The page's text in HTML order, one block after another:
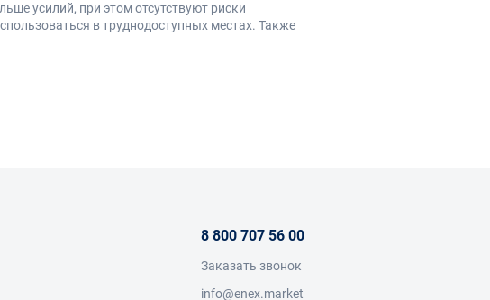
усилий, при этом отсутствуют риски
в труднодоступных местах. Также
металлов. Самыми распространенными
Такой ключ устойчив к
8 800 707 56 00
Заказать звонок
info@enex.market